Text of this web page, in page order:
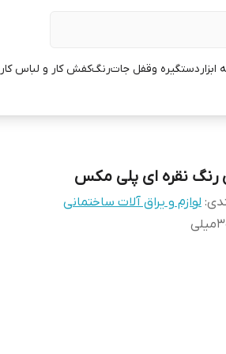
دستگیره وقفل جاترنگکفش کار و لباس کار
رنگ نقره ای پلی مکس
: لوازم و یراق آلات ساختمانی